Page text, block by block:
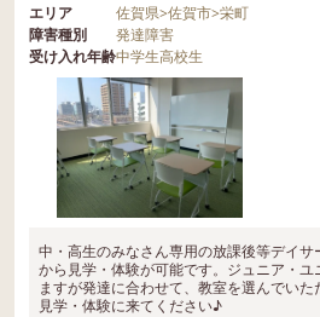
エリア 佐賀県>佐賀市>栄町
障害種別
発達障害
受け入れ年齢中学生高校生
中・高生のみなさん専用の放課後等デイ
から見学・体験が可能です。ジュニア・ユ
ますが発達に合わせて、教室を選んでい
見学・体験に来てください♪